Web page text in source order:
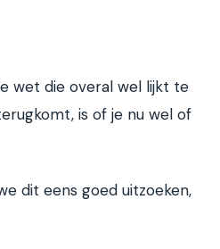
wet die overal wel lijkt te
is of je nu wel of
dit eens goed uitzoeken,